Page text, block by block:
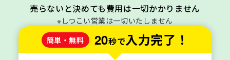
売らないと決めても費用は一切かかりません
※しつこい営業は一切いたしません
簡単・無料
20秒で入力完了！